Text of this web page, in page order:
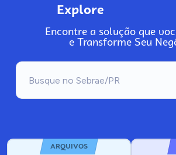
Explore
Encontre a solução que
e Transforme Seu
ARQUIVOS